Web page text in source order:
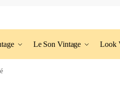
Le Son Vintage Look